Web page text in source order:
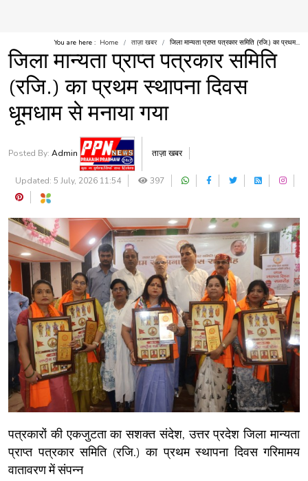
You are here : Home ताज़ा खबर जिला मान्यता प्राप्त पत्रकार समिति (रजि.) का प्रथम...
जिला मान्यता प्राप्त पत्रकार समिति
(रजि.) का प्रथम स्थापना दिवस
धूमधाम से मनाया गया
Posted By: Admin ताज़ा खबर
Updated: 5 July, 2026 11:54 397
पत्रकारों की एकजुटता का सशक्त संदेश, उत्तर प्रदेश जिला मान्यता
प्राप्त पत्रकार समिति (रजि.) का प्रथम स्थापना दिवस गरिमामय
वातावरण में संपन्न